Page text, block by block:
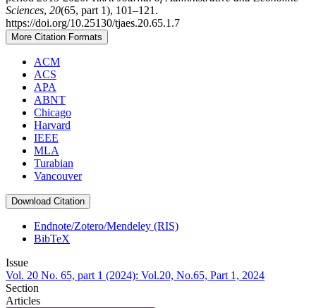
Sciences, 20(65, part 1), 101–121.
https://doi.org/10.25130/tjaes.20.65.1.7
More Citation Formats
ACM
ACS
APA
ABNT
Chicago
Harvard
IEEE
MLA
Turabian
Vancouver
Download Citation
Endnote/Zotero/Mendeley (RIS)
BibTeX
Issue
Vol. 20 No. 65, part 1 (2024): Vol.20, No.65, Part 1, 2024
Section
Articles